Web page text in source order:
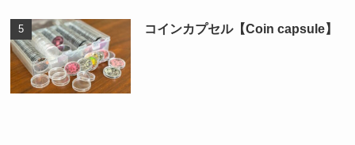
コインカプセル【Coin capsule】